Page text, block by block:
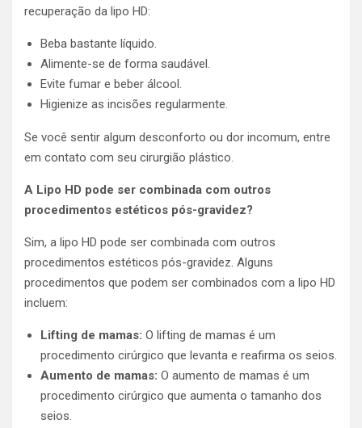
recuperação da lipo HD:
Beba bastante líquido.
Alimente-se de forma saudável.
Evite fumar e beber álcool.
Higienize as incisões regularmente.
Se você sentir algum desconforto ou dor incomum, entre
em contato com seu cirurgião plástico.
A Lipo HD pode ser combinada com outros
procedimentos estéticos pós-gravidez?
Sim, a lipo HD pode ser combinada com outros
procedimentos estéticos pós-gravidez. Alguns
procedimentos que podem ser combinados com a lipo HD
incluem:
Lifting de mamas: O lifting de mamas é um
procedimento cirúrgico que levanta e reafirma os seios.
Aumento de mamas: O aumento de mamas é um
procedimento cirúrgico que aumenta o tamanho dos
seios.